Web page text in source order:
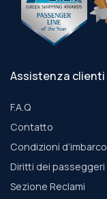
Assistenza clienti
F.A.Q
Contatto
Condizioni d’imbarco
Diritti dei passeggeri
Sezione Reclami